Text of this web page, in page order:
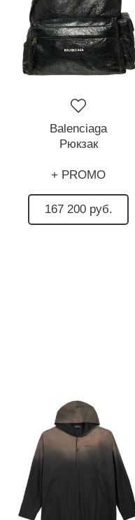
Balenciaga
Рюкзак
+ PROMO
167 200 руб.